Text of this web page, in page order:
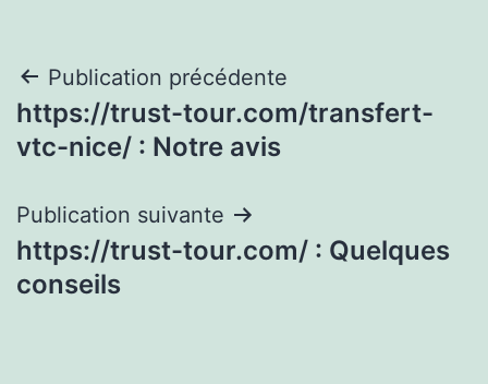
Navigation
de
Publication précédente
https://trust-tour.com/transfert-
vtc-nice/ : Notre avis
Publication suivante
https://trust-tour.com/ : Quelques
conseils